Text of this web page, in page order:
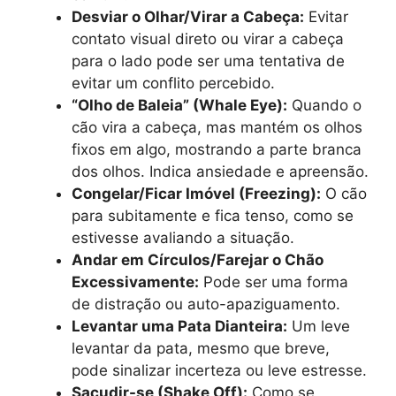
Desviar o Olhar/Virar a Cabeça: Evitar
contato visual direto ou virar a cabeça
para o lado pode ser uma tentativa de
evitar um conflito percebido.
“Olho de Baleia” (Whale Eye): Quando o
cão vira a cabeça, mas mantém os olhos
fixos em algo, mostrando a parte branca
dos olhos. Indica ansiedade e apreensão.
Congelar/Ficar Imóvel (Freezing): O cão
para subitamente e fica tenso, como se
estivesse avaliando a situação.
Andar em Círculos/Farejar o Chão
Excessivamente: Pode ser uma forma
de distração ou auto-apaziguamento.
Levantar uma Pata Dianteira: Um leve
levantar da pata, mesmo que breve,
pode sinalizar incerteza ou leve estresse.
Sacudir-se (Shake Off): Como se